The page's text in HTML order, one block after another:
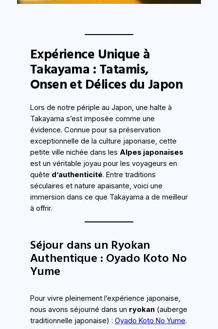
Expérience Unique à
Takayama : Tatamis,
Onsen et Délices du Japon
Lors de notre périple au Japon, une halte à
Takayama s’est imposée comme une
évidence. Connue pour sa préservation
exceptionnelle de la culture japonaise, cette
petite ville nichée dans les Alpes japonaises
est un véritable joyau pour les voyageurs en
quête d’authenticité. Entre traditions
séculaires et nature apaisante, voici une
immersion dans ce que Takayama a de meilleur
à offrir.
Séjour dans un Ryokan
Authentique : Oyado Koto No
Yume
Pour vivre pleinement l’expérience japonaise,
nous avons séjourné dans un ryokan(auberge
traditionnelle japonaise) : Oyado Koto No Yume.